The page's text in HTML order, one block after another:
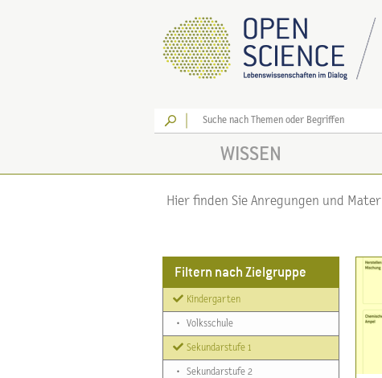
Los
WISSEN
Hier finden Sie Anregungen und
Filtern nach Zielgruppe
Kindergarten
• Volksschule
Sekundarstufe 1
• Sekundarstufe 2